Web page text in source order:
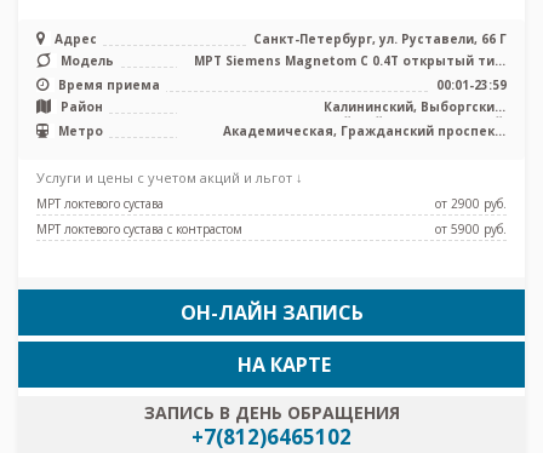
Адрес
Санкт-Петербург, ул. Руставели, 66 Г
Модель
МРТ Siemens Magnetom C 0.4T открытый тип,
УЗИ
Время приема
00:01-23:59
Район
Калининский, Выборгский,
Красногвардейский, Кронштадтский,
Курортный, Приморский, Лен. область
Метро
Академическая, Гражданский проспект,
Услуги и цены с учетом акций и льгот ↓
МРТ локтевого сустава
от 2900 pуб.
МРТ локтевого сустава с контрастом
от 5900 pуб.
ОН-ЛАЙН ЗАПИСЬ
ЗАПИСЬ В ДЕНЬ ОБРАЩЕНИЯ
+7(812)6465102
НА КАРТЕ